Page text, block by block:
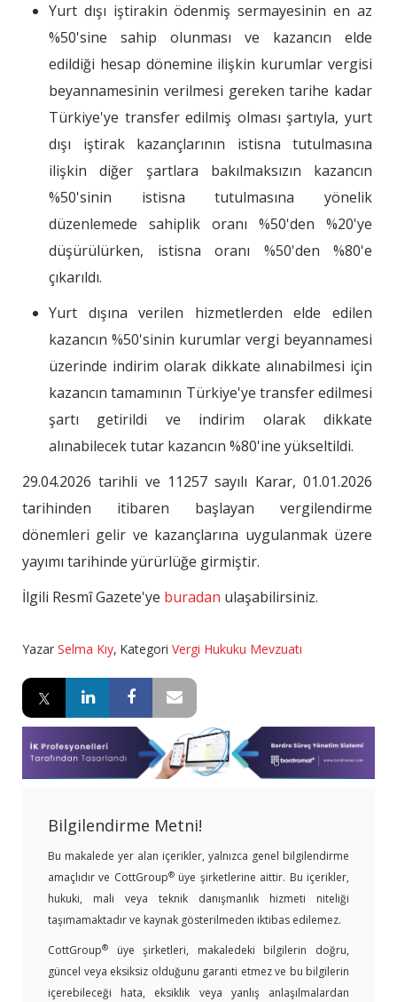
Yurt dışı iştirakin ödenmiş sermayesinin en az
%50'sine sahip olunması ve kazancın elde
edildiği hesap dönemine ilişkin kurumlar vergisi
beyannamesinin verilmesi gereken tarihe kadar
Türkiye'ye transfer edilmiş olması şartıyla, yurt
dışı iştirak kazançlarının istisna tutulmasına
ilişkin diğer şartlara bakılmaksızın kazancın
%50'sinin istisna tutulmasına yönelik
düzenlemede sahiplik oranı %50'den %20'ye
düşürülürken, istisna oranı %50'den %80'e
çıkarıldı.
Yurt dışına verilen hizmetlerden elde edilen
kazancın %50'sinin kurumlar vergi beyannamesi
üzerinde indirim olarak dikkate alınabilmesi için
kazancın tamamının Türkiye'ye transfer edilmesi
şartı getirildi ve indirim olarak dikkate
alınabilecek tutar kazancın %80'ine yükseltildi.
29.04.2026 tarihli ve 11257 sayılı Karar, 01.01.2026
tarihinden itibaren başlayan vergilendirme
dönemleri gelir ve kazançlarına uygulanmak üzere
yayımı tarihinde yürürlüğe girmiştir.
İlgili Resmî Gazete'ye buradan ulaşabilirsiniz.
Yazar Selma Kıy, Kategori Vergi Hukuku Mevzuatı
Bilgilendirme Metni!
Bu makalede yer alan içerikler, yalnızca genel bilgilendirme
amaçlıdır ve CottGroup®üye şirketlerine aittir. Bu içerikler,
hukuki, mali veya teknik danışmanlık hizmeti niteliği
taşımamaktadır ve kaynak gösterilmeden iktibas edilemez.
CottGroup®
üye şirketleri, makaledeki bilgilerin doğru,
güncel veya eksiksiz olduğunu garanti etmez ve bu bilgilerin
içerebileceği hata, eksiklik veya yanlış anlaşılmalardan